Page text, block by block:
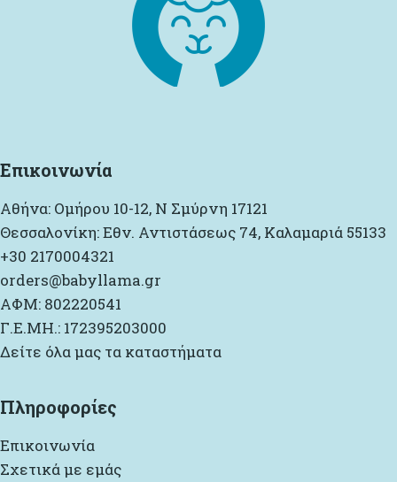
Επικοινωνία
Αθήνα: Ομήρου 10-12, Ν Σμύρνη 17121
Θεσσαλονίκη: Εθν. Αντιστάσεως 74, Καλαμαριά 55133
+30 2170004321
orders@babyllama.gr
ΑΦΜ: 802220541
Γ.Ε.ΜΗ.: 172395203000
Δείτε όλα μας τα καταστήματα
Πληροφορίες
Επικοινωνία
Σχετικά με εμάς